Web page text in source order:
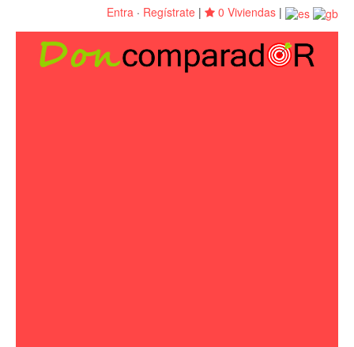
Entra · Regístrate | 0 Viviendas |